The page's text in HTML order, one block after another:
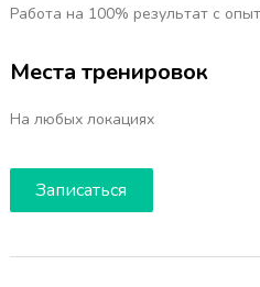
Работа на 100% результат с
Места тренировок
На любых локациях
Записаться